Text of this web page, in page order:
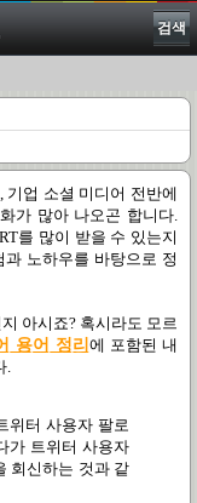
팁 검색
, 기업 소셜 미디어 전반에
가 많아 나오곤 합니다.
를 많이 받을 수 있는지
노하우를 바탕으로 정
아시죠? 혹시라도 모르
용어 정리 에 포함된 내
.
위터 사용자 팔로
가 트위터 사용자
회신하는 것과 같